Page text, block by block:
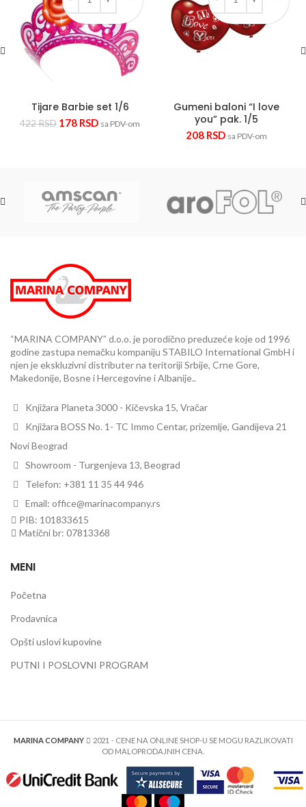
Tijare Barbie set 1/6
422RSD 178 RSD sa PDV-om
Gumeni baloni “I love
you” pak. 1/5
208 RSD sa PDV-om
“MARINA COMPANY” d.o.o. je porodično preduzeće koje od 1996
godine zastupa nemačku kompaniju STABILO International GmbH i
njen je ekskluzivni distributer na teritoriji Srbije, Crne Gore,
Makedonije, Bosne i Hercegovine i Albanije..
Knjižara Planeta 3000 - Kičevska 15, Vračar
Knjižara BOSS No. 1- TC Immo Centar, prizemlje, Gandijeva 21
Novi Beograd
Showroom - Turgenjeva 13, Beograd
Telefon: +381 11 35 44 946
Email: office@marinacompany.rs
PIB: 101833615
Matični br: 07813368
MENI
Početna
Prodavnica
Opšti uslovi kupovine
PUTNI I POSLOVNI PROGRAM
MARINA COMPANY 2021 - CENE NA ONLINE SHOP-U SE MOGU RAZLIKOVATI
OD MALOPRODAJNIH CENA.